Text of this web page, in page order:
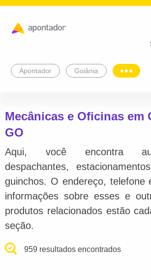
Apontador Goiânia
Mecânicas e Oficinas em
GO
Aqui, você encontra
despachantes,
guinchos. O endereço, telefone
informações sobre esses e
produtos relacionados estão
seção.
959 resultados encontrados